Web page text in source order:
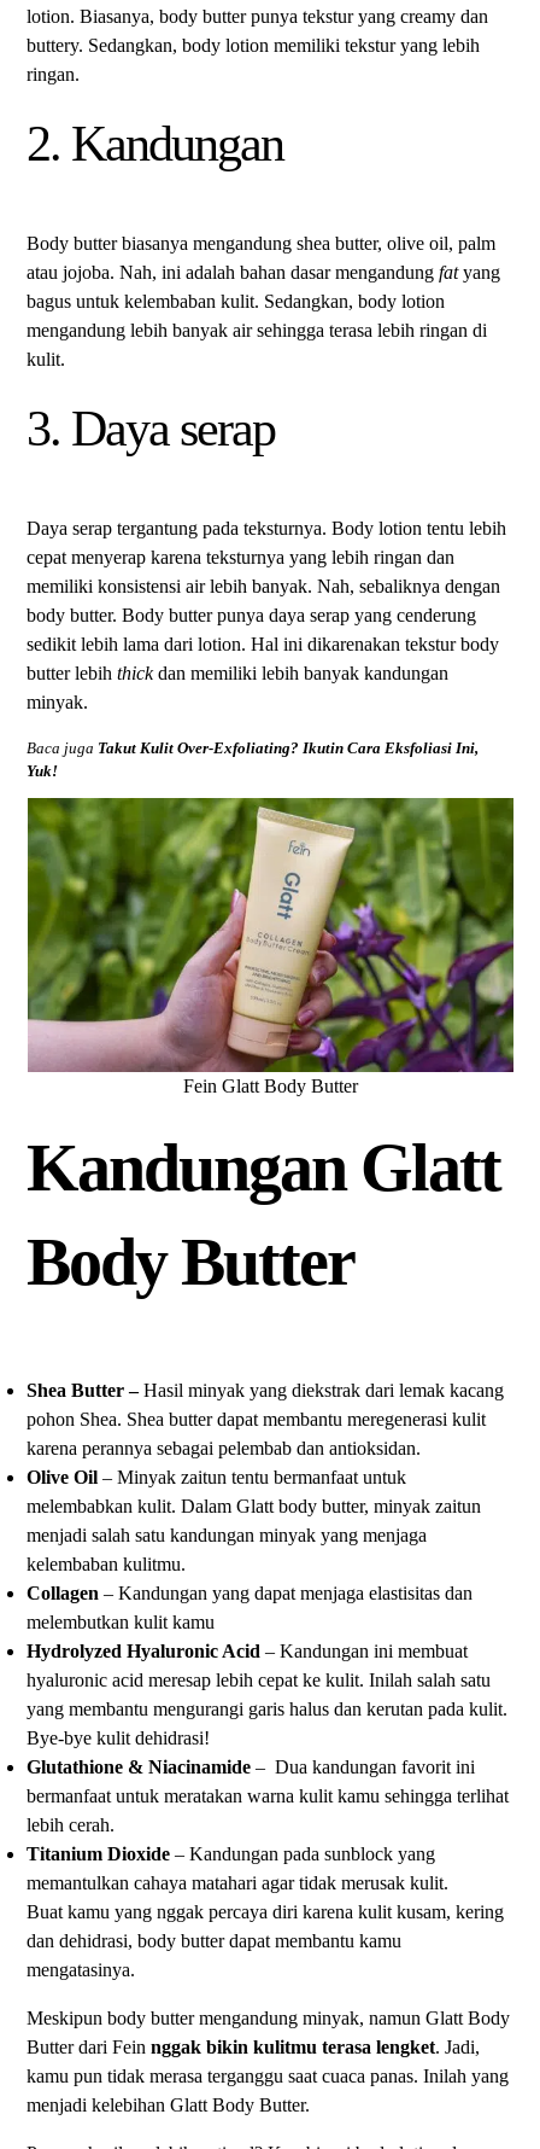
lotion. Biasanya, body butter punya tekstur yang creamy dan
buttery. Sedangkan, body lotion memiliki tekstur yang lebih
ringan.
2. Kandungan
Body butter biasanya mengandung shea butter, olive oil, palm
atau jojoba. Nah, ini adalah bahan dasar mengandungfatyang
bagus untuk kelembaban kulit. Sedangkan, body lotion
mengandung lebih banyak air sehingga terasa lebih ringan di
kulit.
3. Daya serap
Daya serap tergantung pada teksturnya. Body lotion tentu lebih
cepat menyerap karena teksturnya yang lebih ringan dan
memiliki konsistensi air lebih banyak. Nah, sebaliknya dengan
body butter. Body butter punya daya serap yang cenderung
sedikit lebih lama dari lotion. Hal ini dikarenakan tekstur body
butter lebihthickdan memiliki lebih banyak kandungan
minyak.
Baca juga Takut Kulit Over-Exfoliating? Ikutin Cara Eksfoliasi Ini,
Yuk!
Fein Glatt Body Butter
Kandungan Glatt
Body Butter
Shea Butter –Hasil minyak yang diekstrak dari lemak kacang
pohon Shea. Shea butter dapat membantu meregenerasi kulit
karena perannya sebagai pelembab dan antioksidan.
Olive Oil – Minyak zaitun tentu bermanfaat untuk
melembabkan kulit. Dalam Glatt body butter, minyak zaitun
menjadi salah satu kandungan minyak yang menjaga
kelembaban kulitmu.
Collagen – Kandungan yang dapat menjaga elastisitas dan
melembutkan kulit kamu
Hydrolyzed Hyaluronic Acid – Kandungan ini membuat
hyaluronic acid meresap lebih cepat ke kulit. Inilah salah satu
yang membantu mengurangi garis halus dan kerutan pada kulit.
Bye-bye kulit dehidrasi!
Glutathione & Niacinamide – Dua kandungan favorit ini
bermanfaat untuk meratakan warna kulit kamu sehingga terlihat
lebih cerah.
Titanium Dioxide – Kandungan pada sunblock yang
memantulkan cahaya matahari agar tidak merusak kulit.
Buat kamu yang nggak percaya diri karena kulit kusam, kering
dan dehidrasi, body butter dapat membantu kamu
mengatasinya.
Meskipun body butter mengandung minyak, namun Glatt Body
Butter dari Feinnggak bikin kulitmu terasa lengket. Jadi,
kamu pun tidak merasa terganggu saat cuaca panas. Inilah yang
menjadi kelebihan Glatt Body Butter.